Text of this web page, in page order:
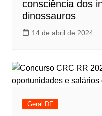
consciência dos
dinossauros
14 de abril de 2024
Geral DF